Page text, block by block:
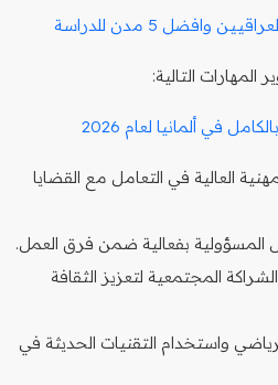
وافضل 5 مدن للدراسة
التالية:
في ألمانيا لعام 2026
العالية في التعامل مع القضايا
المسؤولية بفعالية ضمن فرق العمل.
المجتمعية لتعزيز الثقافة
واستخدام التقنيات الحديثة في